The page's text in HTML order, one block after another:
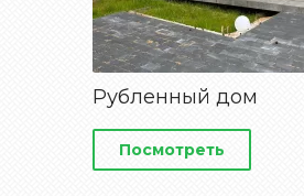
Рубленный дом
Посмотреть